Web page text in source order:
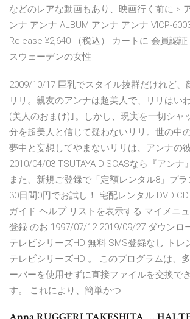
などのレアな動画もあり、映画行く前に >
ンナ アンナ ALBUM アンナ アンナ VICP-
Release ¥2,640 （税込） カートに 会員認
スウェーデンの女性
2009/10/17 巨乳でスタイル抜群だけれど、
リリ。親友のアンナは超美人で、リリはい
(美人のおまけ)｣。しかし、現実を一切シャ
分を超美人と信じて疑わないリリ。世の中
夢中と妄想してやまないリリは、アンナの
2010/04/03 TSUTAYA DISCASなら『アンナ
また、新規ご登録で「定額レンタル8」プ
30日間0円でお試し！ 宅配レンタル DVD
ガイド ヘルプ リストを表示する マイメニ
登録 のお 1997/07/12 2019/09/27 ダウンロ
テレビシリーズHD 無料 SMS登録なし トレ
テレビシリーズHD 。 このプログラムは、
ーバーを使用せずに直接ファイルを交換で
す。 これにより、簡単かつ